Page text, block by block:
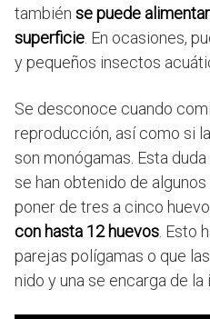
también se puede
superficie . En ocasiones,
y pequeños insectos
Se desconoce cuando
reproducción, así como si
son monógamas. Esta
se han obtenido de
poner de tres a cinco
con hasta 12 huevos . Esto
parejas polígamas o que
nido y una se encarga de la